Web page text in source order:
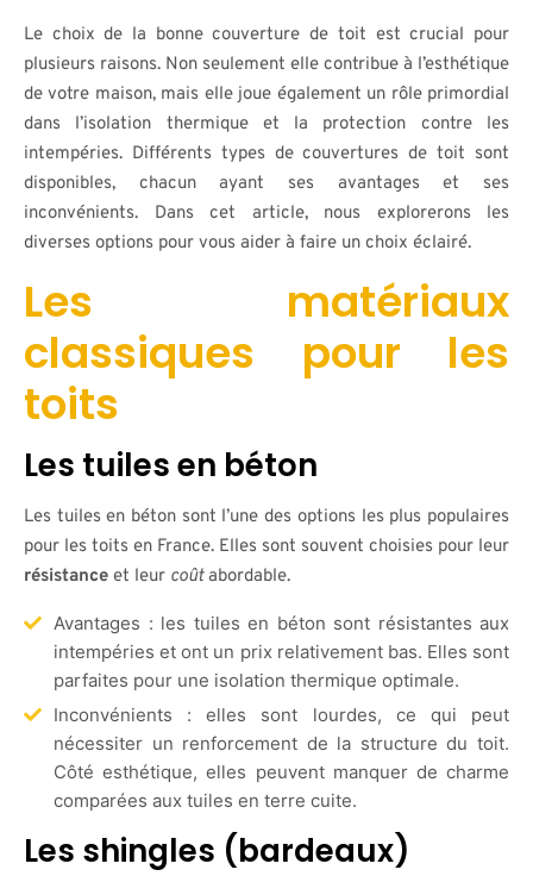
Le choix de la bonne couverture de toit est crucial pour
plusieurs raisons. Non seulement elle contribue à l’esthétique
de votre maison, mais elle joue également un rôle primordial
dans l’isolation thermique et la protection contre les
intempéries. Différents types de couvertures de toit sont
disponibles, chacun ayant ses avantages et ses
inconvénients. Dans cet article, nous explorerons les
diverses options pour vous aider à faire un choix éclairé.
Les matériaux
classiques pour les
toits
Les tuiles en béton
Les tuiles en béton sont l’une des options les plus populaires
pour les toits en France. Elles sont souvent choisies pour leur
résistance et leur coûtabordable.
Avantages : les tuiles en béton sont résistantes aux
intempéries et ont un prix relativement bas. Elles sont
parfaites pour une isolation thermique optimale.
Inconvénients : elles sont lourdes, ce qui peut
nécessiter un renforcement de la structure du toit.
Côté esthétique, elles peuvent manquer de charme
comparées aux tuiles en terre cuite.
Les shingles (bardeaux)